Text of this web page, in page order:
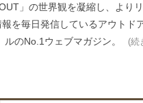
OUT」の世界観を凝縮し、より
報を毎日発信しているアウトド
ルのNo.1ウェブマガジン。
(続